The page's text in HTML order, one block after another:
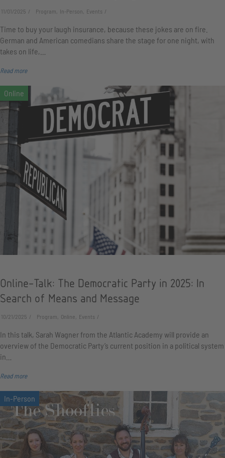
11/01/2025 Program, In-Person, Events
Time to buy your laugh insurance, because these jokes are on fire.
German and American comedians share the stage for one night, with
takes on life,…
Read more
Online-Talk: The Democratic Party in 2025: In
Search of Means and Message
10/21/2025 Program, Online, Events
In this talk, Sarah Wagner from the Atlantic Academy will provide an
overview of the Democratic Party’s current position in a political system
in…
Read more